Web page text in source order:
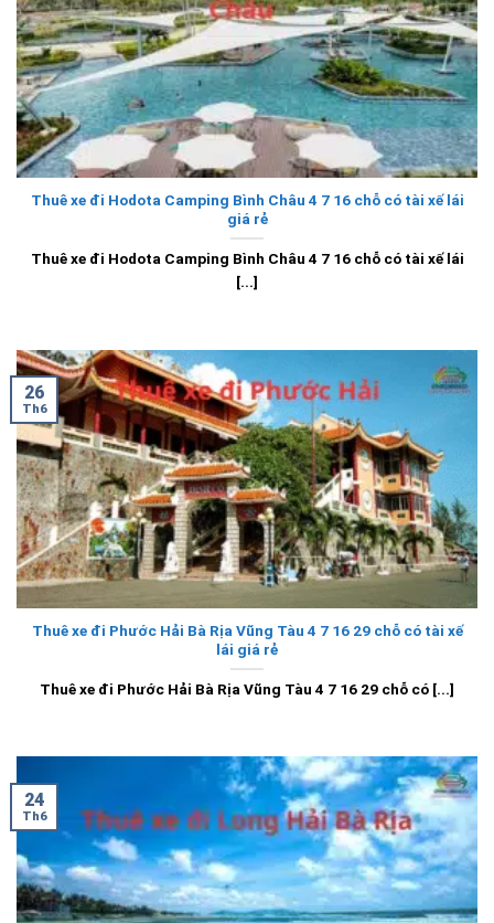
Thuê xe đi Hodota Camping Bình Châu 4 7 16 chỗ có tài xế lái
giá rẻ
Thuê xe đi Hodota Camping Bình Châu 4 7 16 chỗ có tài xế lái
[...]
Thuê xe đi Phước Hải Bà Rịa Vũng Tàu 4 7 16 29 chỗ có tài xế
lái giá rẻ
Thuê xe đi Phước Hải Bà Rịa Vũng Tàu 4 7 16 29 chỗ có [...]
26
Th6
24
Th6